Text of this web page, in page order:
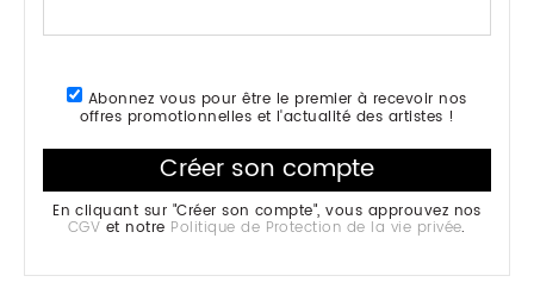
Abonnez vous pour être le premier à recevoir nos
offres promotionnelles et l'actualité des artistes !
En cliquant sur "Créer son compte", vous approuvez nos
CGV et notre Politique de Protection de la vie privée.